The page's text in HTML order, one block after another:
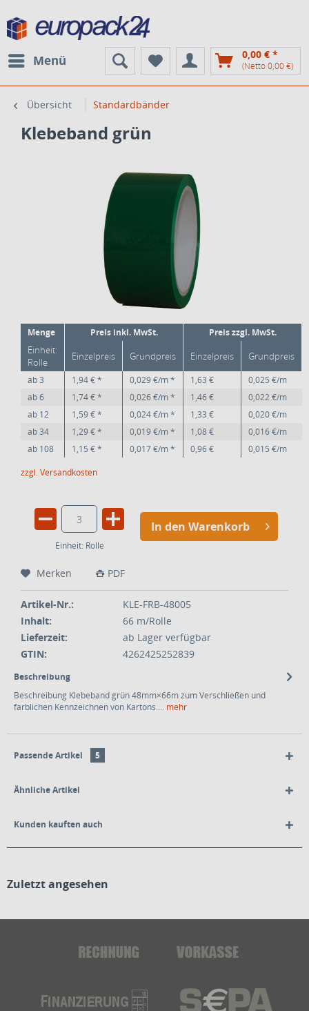
Menü 0,00 € *
(Netto 0,00 €)
Übersicht Standardbänder
Klebeband grün
Menge Preis inkl. MwSt. Preis zzgl. MwSt.
Einheit:
Rolle
Einzelpreis Grundpreis Einzelpreis Grundpreis
ab3 1,94 € * 0,029 €/m * 1,63 €
0,025 €/m
ab6 1,74 € * 0,026 €/m * 1,46 €
0,022 €/m
ab 12 1,59 € * 0,024 €/m * 1,33 €
0,020 €/m
ab34 1,29 € * 0,019 €/m * 1,08 €
0,016 €/m
ab 108 1,15 € * 0,017 €/m * 0,96 €
0,015 €/m
zzgl. Versandkosten
Einheit: Rolle
In den Warenkorb
Merken PDF
Artikel-Nr.:
KLE-FRB-48005
Inhalt:
66 m/Rolle
Lieferzeit:
ab Lager verfügbar
GTIN:
4262425252839
Beschreibung
Beschreibung Klebeband grün 48mm×66m zum Verschließen und
farblichen Kennzeichnen von Kartons.... mehr
Passende Artikel 5
Ähnliche Artikel
Kunden kauften auch
Zuletzt angesehen